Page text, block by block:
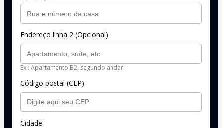
Endereço linha 2 (Opcional)
Ex.: Apartamento B2, segundo andar.
Código postal (CEP)
Cidade